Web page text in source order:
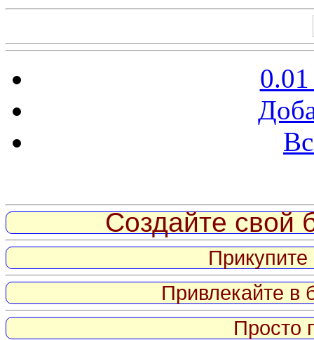
Создайте свой
Привлекайте в
Просто